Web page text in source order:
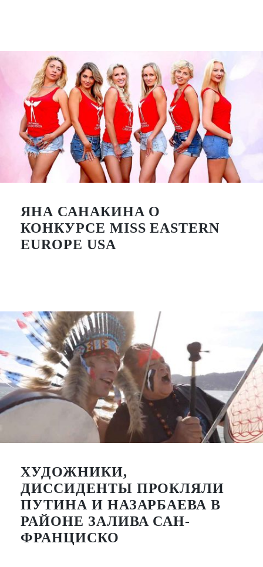
ЯНА САНАКИНА О
КОНКУРСЕ MISS EASTERN
EUROPE USA
ХУДОЖНИКИ,
ДИССИДЕНТЫ ПРОКЛЯЛИ
ПУТИНА И НАЗАРБАЕВА В
РАЙОНЕ ЗАЛИВА САН-
ФРАНЦИСКО